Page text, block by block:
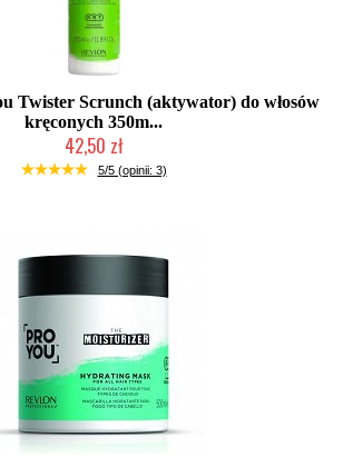
Twister Scrunch (aktywator) do włosów
kręconych 350m...
42,50 zł
Mała ilość (wysyłka w 24h)
5/5 (opinii: 3)